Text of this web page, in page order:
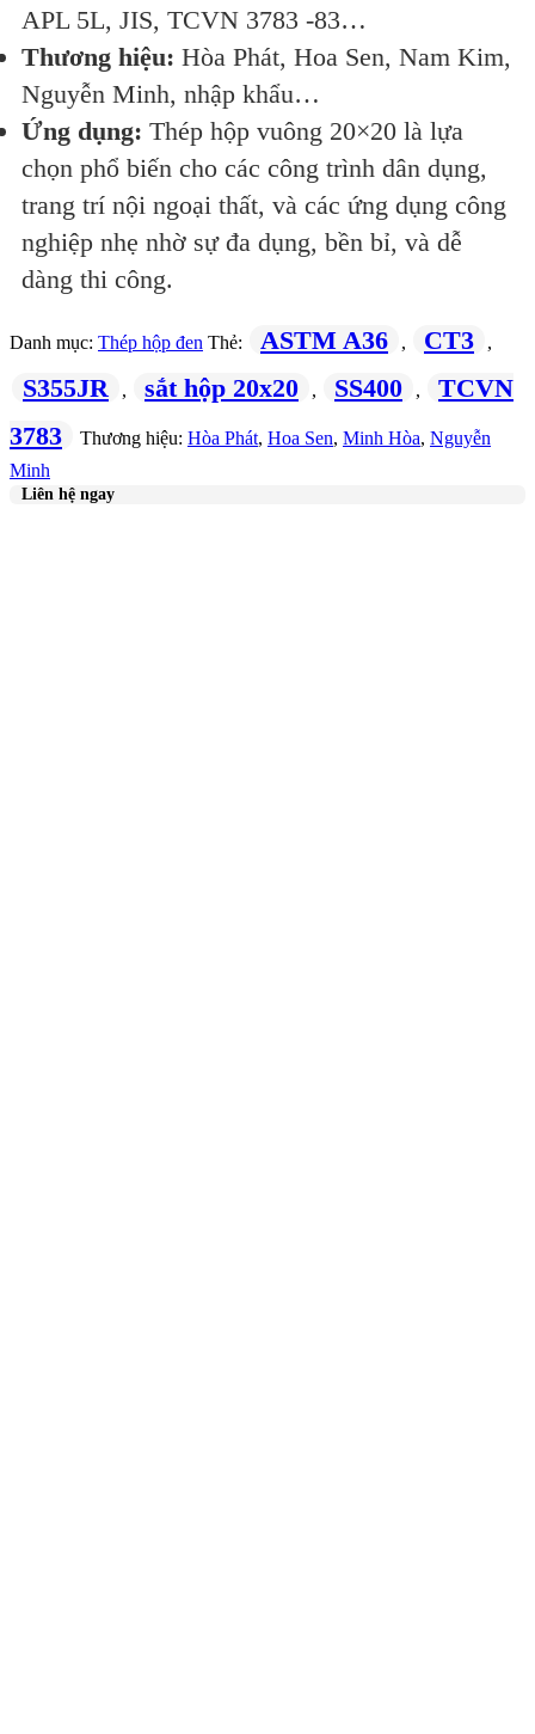
APL 5L, JIS, TCVN 3783 -83…
Thương hiệu: Hòa Phát, Hoa Sen, Nam Kim,
Nguyễn Minh, nhập khẩu…
Ứng dụng: Thép hộp vuông 20×20 là lựa
chọn phổ biến cho các công trình dân dụng,
trang trí nội ngoại thất, và các ứng dụng công
nghiệp nhẹ nhờ sự đa dụng, bền bỉ, và dễ
dàng thi công.
Danh mục: Thép hộp đen Thẻ: ASTM A36 , CT3 ,
S355JR , sắt hộp 20x20 , SS400 ,
TCVN
3783
Thương hiệu: Hòa Phát, Hoa Sen, Minh Hòa, Nguyễn
Minh
Liên hệ ngay